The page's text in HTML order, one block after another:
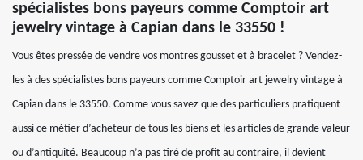
spécialistes bons payeurs comme Comptoir art
jewelry vintage à Capian dans le 33550 !
Vous êtes pressée de vendre vos montres gousset et à bracelet ? Vendez-
les à des spécialistes bons payeurs comme Comptoir art jewelry vintage à
Capian dans le 33550. Comme vous savez que des particuliers pratiquent
aussi ce métier d’acheteur de tous les biens et les articles de grande valeur
ou d’antiquité. Beaucoup n’a pas tiré de profit au contraire, il devient